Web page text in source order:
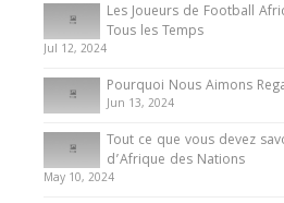
Les Joueurs de Football
Tous les Temps
Jul 12, 2024
Pourquoi Nous Aimons
Jun 13, 2024
Tout ce que vous devez
d’Afrique des Nations
May 10, 2024